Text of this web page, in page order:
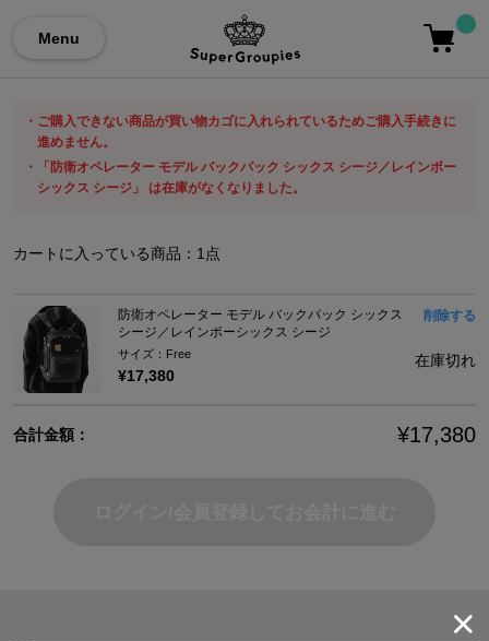
Menu
ご購入できない商品が買い物カゴに入れられているためご購入手続きに
進めません。
「防衛オペレーター モデル バックパック シックス シージ／レインボー
シックス シージ」 は在庫がなくなりました。
カートに入っている商品： 1 点
防衛オペレーター モデル バックパック シックス
シージ／レインボーシックス シージ
サイズ：Free
¥17,380
削除する
在庫切れ
合計金額： ¥17,380